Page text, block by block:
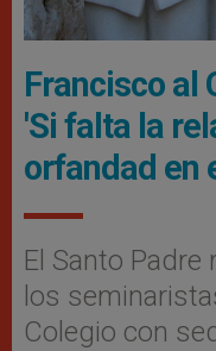
Francisco al
'Si falta la
orfandad en
El Santo Padre
los
Colegio con